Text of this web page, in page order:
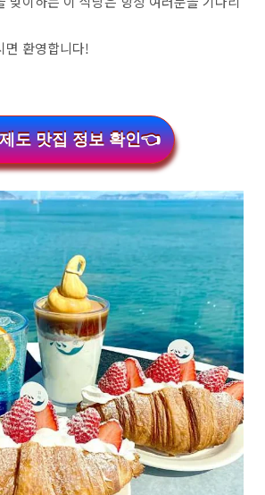
면 환영합니다!
도 맛집 정보 확인👈